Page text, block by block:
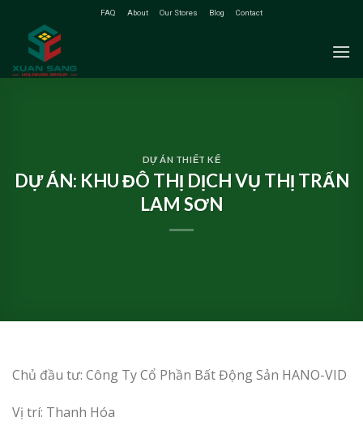
content
FAQ About Our Stores Blog Contact
DỰ ÁN THIẾT KẾ
DỰ ÁN: KHU ĐÔ THỊ DỊCH VỤ THỊ TRẤN
LAM SƠN
Chủ đầu tư: Công Ty Cổ Phần Bất Động Sản HANO-VID
Vị trí: Thanh Hóa